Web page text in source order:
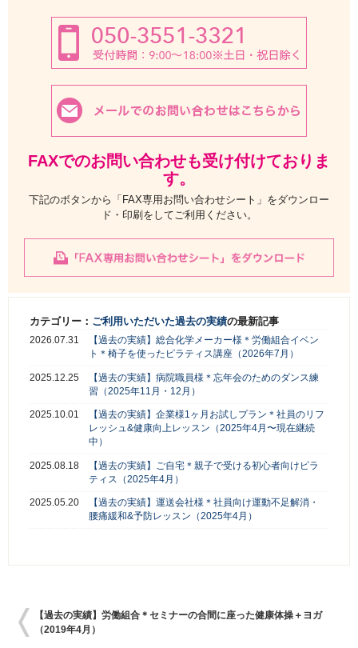
FAXでのお問い合わせも受け付けておりま
す。
下記のボタンから「FAX専用お問い合わせシート」をダウンロー
ド・印刷をしてご利用ください。
カテゴリー： ご利用いただいた過去の実績の最新記事
2026.07.31
【過去の実績】総合化学メーカー様＊労働組合イベン
ト＊椅子を使ったピラティス講座（2026年7月）
2025.12.25
【過去の実績】病院職員様＊忘年会のためのダンス練
習（2025年11月・12月）
2025.10.01
【過去の実績】企業様1ヶ月お試しプラン＊社員のリフ
レッシュ&健康向上レッスン（2025年4月〜現在継続
中）
2025.08.18
【過去の実績】ご自宅＊親子で受ける初心者向けピラ
ティス（2025年4月）
2025.05.20
【過去の実績】運送会社様＊社員向け運動不足解消・
腰痛緩和&予防レッスン（2025年4月）
【過去の実績】労働組合＊セミナーの合間に座った健康体操＋ヨガ
（2019年4月）